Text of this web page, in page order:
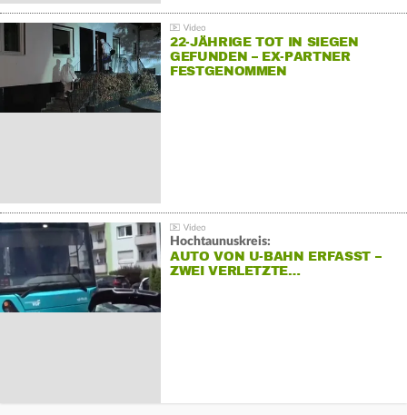
22-JÄHRIGE TOT IN SIEGEN
GEFUNDEN – EX-PARTNER
FESTGENOMMEN
Hochtaunuskreis:
AUTO VON U-BAHN ERFASST –
ZWEI VERLETZTE…